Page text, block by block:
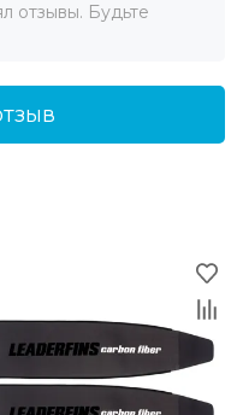
отзывы. Будьте